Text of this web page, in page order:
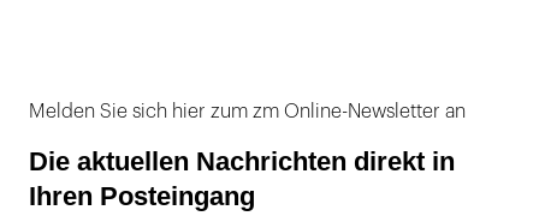
Melden Sie sich hier zum zm Online-Newsletter an
Die aktuellen Nachrichten direkt in
Ihren Posteingang